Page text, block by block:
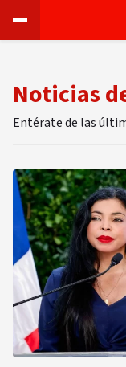
Noticias
Entérate de las